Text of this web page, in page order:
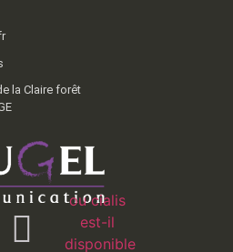
la Claire forêt
ou cialis
est-il
disponible